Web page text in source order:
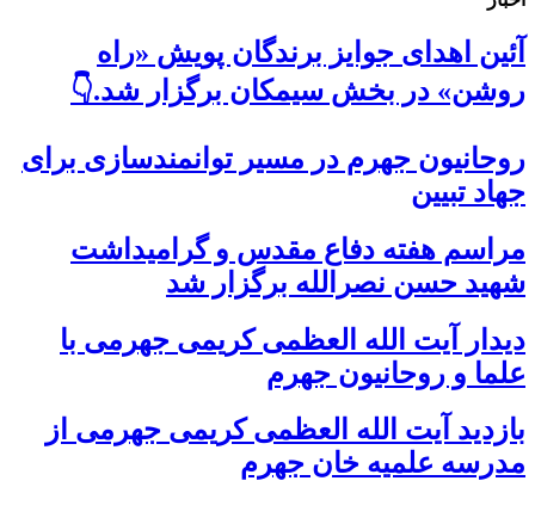
آئین اهدای جوایز برندگان پویش «راه
روشن» در بخش سیمکان برگزار شد.👇
روحانیون جهرم در مسیر توانمندسازی برای
جهاد تبیین
مراسم هفته دفاع مقدس و گرامیداشت
شهید حسن نصرالله برگزار شد
دیدار آیت الله العظمی کریمی جهرمی با
علما و روحانیون جهرم
بازدید آیت الله العظمی کریمی جهرمی از
مدرسه علمیه خان جهرم